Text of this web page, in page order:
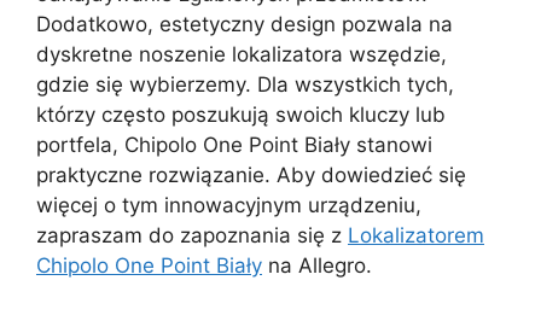
Dodatkowo, estetyczny design pozwala na
dyskretne noszenie lokalizatora wszędzie,
gdzie się wybierzemy. Dla wszystkich tych,
którzy często poszukują swoich kluczy lub
portfela, Chipolo One Point Biały stanowi
praktyczne rozwiązanie. Aby dowiedzieć się
więcej o tym innowacyjnym urządzeniu,
zapraszam do zapoznania się z Lokalizatorem
Chipolo One Point Biały na Allegro.